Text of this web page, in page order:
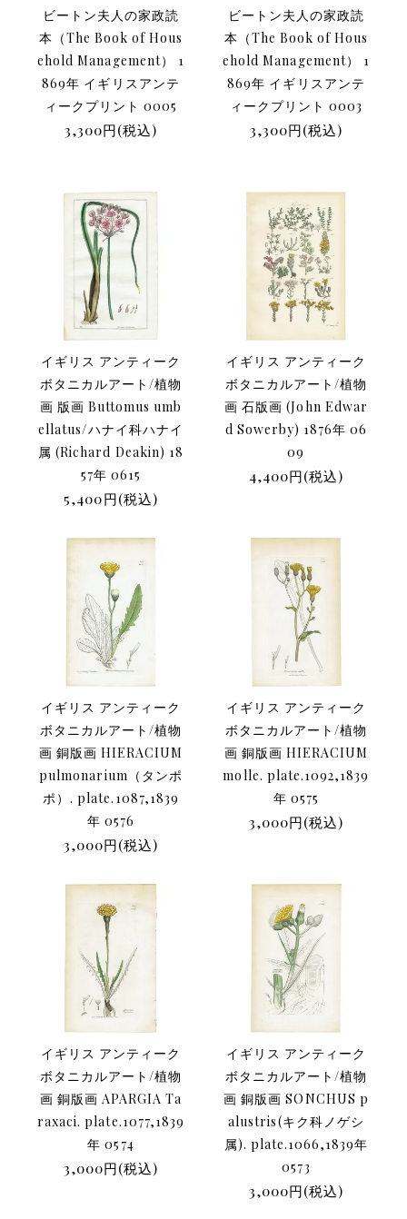
ビートン夫人の家政読
本（The Book of Hous
ehold Management） 1
869年 イギリスアンテ
ィークプリント 0005
3,300円(税込)
ビートン夫人の家政読
本（The Book of Hous
ehold Management） 1
869年 イギリスアンテ
ィークプリント 0003
3,300円(税込)
イギリス アンティーク
ボタニカルアート/植物
画 版画 Buttomus umb
ellatus/ハナイ科ハナイ
属 (Richard Deakin) 18
57年 0615
5,400円(税込)
イギリス アンティーク
ボタニカルアート/植物
画 石版画 (John Edwar
d Sowerby) 1876年 06
09
4,400円(税込)
イギリス アンティーク
ボタニカルアート/植物
画 銅版画 HIERACIUM
pulmonarium（タンポ
ポ）. plate.1087,1839
年 0576
3,000円(税込)
イギリス アンティーク
ボタニカルアート/植物
画 銅版画 HIERACIUM
molle. plate.1092,1839
年 0575
3,000円(税込)
イギリス アンティーク
ボタニカルアート/植物
画 銅版画 APARGIA Ta
raxaci. plate.1077,1839
年 0574
3,000円(税込)
イギリス アンティーク
ボタニカルアート/植物
画 銅版画 SONCHUS p
alustris(キク科ノゲシ
属). plate.1066,1839年
0573
3,000円(税込)